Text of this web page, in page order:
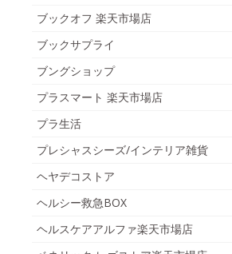
ブックオフ 楽天市場店
ブックサプライ
ブングショップ
プラスマート 楽天市場店
プラ生活
プレシャスシーズ/インテリア雑貨
ヘヤデコストア
ヘルシー救急BOX
ヘルスケアアルファ楽天市場店